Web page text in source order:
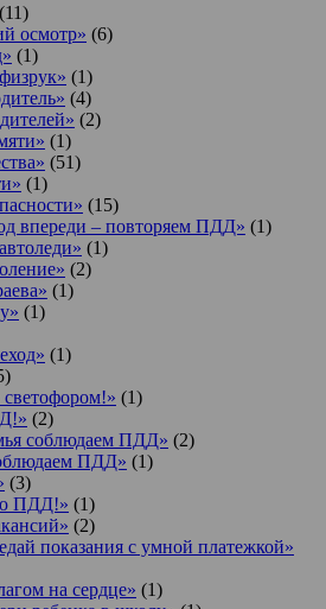
(11)
осмотр» (6)
(1)
(1)
(4)
(2)
(1)
(51)
(1)
(15)
впереди – повторяем ПДД» (1)
(1)
(2)
(1)
(1)
(1)
(1)
(2)
соблюдаем ПДД» (2)
ПДД» (1)
(3)
ПДД!» (1)
(2)
показания с умной платежкой»
на сердце» (1)